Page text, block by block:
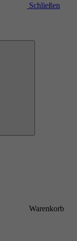
Schließen
Warenkorb